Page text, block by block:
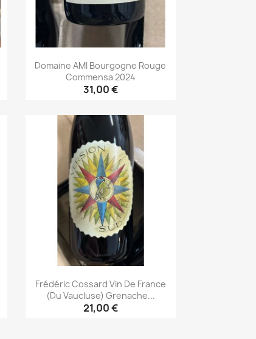
Domaine AMI Bourgogne Rouge
Commensa 2024
31,00 €
Aperçu rapide
Frédéric Cossard Vin De France
(du Vaucluse) Grenache...
21,00 €